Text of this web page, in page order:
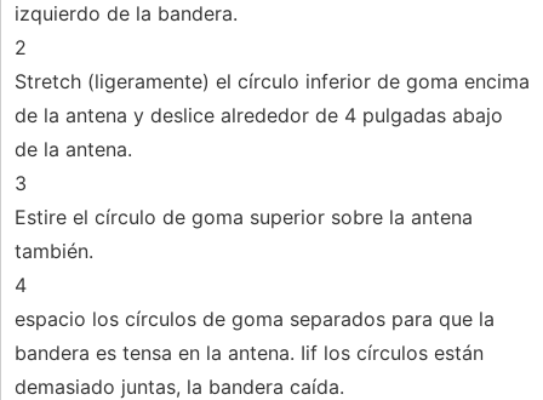
izquierdo de la bandera.
2
Stretch (ligeramente) el círculo inferior de goma encima
de la antena y deslice alrededor de 4 pulgadas abajo
de la antena.
3
Estire el círculo de goma superior sobre la antena
también.
4
espacio los círculos de goma separados para que la
bandera es tensa en la antena. Iif los círculos están
demasiado juntas, la bandera caída.